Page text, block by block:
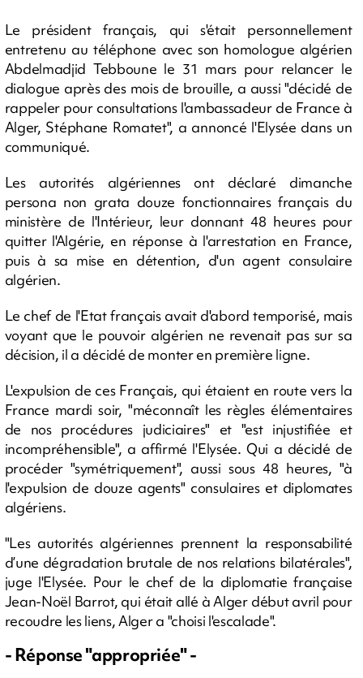
Le président français, qui s'était personnellement
entretenu au téléphone avec son homologue algérien
Abdelmadjid Tebboune le 31 mars pour relancer le
dialogue après des mois de brouille, a aussi "décidé de
rappeler pour consultations l'ambassadeur de France à
Alger, Stéphane Romatet", a annoncé l'Elysée dans un
communiqué.
Les autorités algériennes ont déclaré dimanche
persona non grata douze fonctionnaires français du
ministère de l'Intérieur, leur donnant 48 heures pour
quitter l'Algérie, en réponse à l'arrestation en France,
puis à sa mise en détention, d'un agent consulaire
algérien.
Le chef de l'Etat français avait d'abord temporisé, mais
voyant que le pouvoir algérien ne revenait pas sur sa
décision, il a décidé de monter en première ligne.
L'expulsion de ces Français, qui étaient en route vers la
France mardi soir, "méconnaît les règles élémentaires
de nos procédures judiciaires" et "est injustifiée et
incompréhensible", a affirmé l'Elysée. Qui a décidé de
procéder "symétriquement", aussi sous 48 heures, "à
l'expulsion de douze agents" consulaires et diplomates
algériens.
"Les autorités algériennes prennent la responsabilité
d’une dégradation brutale de nos relations bilatérales",
juge l'Elysée. Pour le chef de la diplomatie française
Jean-Noël Barrot, qui était allé à Alger début avril pour
recoudre les liens, Alger a "choisi l'escalade".
- Réponse "appropriée" -